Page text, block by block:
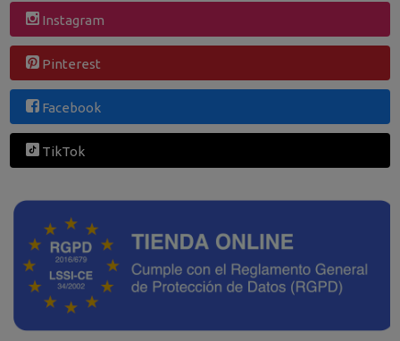
Instagram
Pinterest
Facebook
TikTok